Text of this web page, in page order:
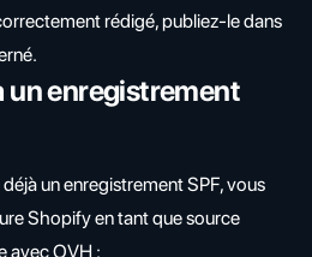
rédigé, publiez-le dans
un enregistrement
un enregistrement SPF, vous
Shopify en tant que source
avec OVH :